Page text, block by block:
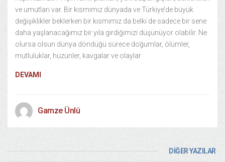
ve umutları var. Bir kısmımız dünyada ve Türkiye’de büyük
değişiklikler beklerken bir kısmımız da belki de sadece bir sene
daha yaşlanacağımız bir yıla girdiğimizi düşünüyor olabilir. Ne
olursa olsun dünya döndüğü sürece doğumlar, ölümler,
mutluluklar, hüzünler, kavgalar ve olaylar
DEVAMI
Gamze Ünlü
DİĞER YAZILAR